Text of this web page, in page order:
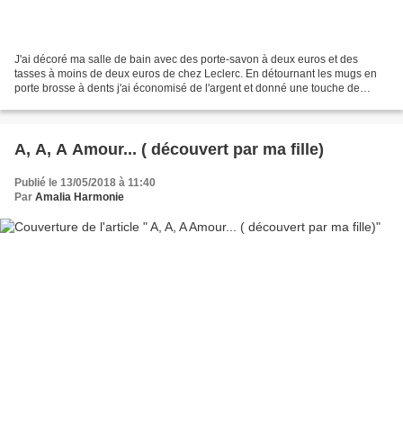
J'ai décoré ma salle de bain avec des porte-savon à deux euros et des
tasses à moins de deux euros de chez Leclerc. En détournant les mugs en
porte brosse à dents j'ai économisé de l'argent et donné une touche de
A, A, A Amour... ( découvert par ma fille)
Publié le 13/05/2018 à 11:40
Par Amalia Harmonie